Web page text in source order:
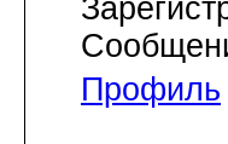
Профиль